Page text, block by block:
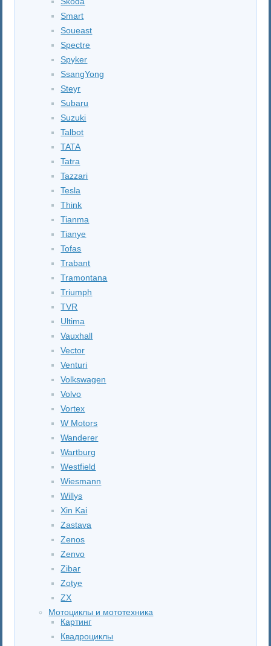
Smart
Soueast
Spectre
Spyker
SsangYong
Steyr
Subaru
Suzuki
Talbot
TATA
Tatra
Tazzari
Tesla
Think
Tianma
Tianye
Tofas
Trabant
Tramontana
Triumph
TVR
Ultima
Vauxhall
Vector
Venturi
Volkswagen
Volvo
Vortex
W Motors
Wanderer
Wartburg
Westfield
Wiesmann
Willys
Xin Kai
Zastava
Zenos
Zenvo
Zibar
Zotye
ZX
Мотоциклы и мототехника
Картинг
Квадроциклы